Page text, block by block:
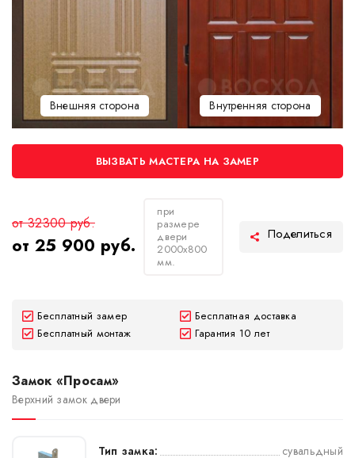
Внешняя сторона Внутренняя сторона
ВЫЗВАТЬ МАСТЕРА НА ЗАМЕР
от 32300 руб.
от 25 900 руб.
при
размере
двери
2000х800
мм.
Бесплатный замер
Бесплатная доставка
Бесплатный монтаж
Гарантия 10 лет
Замок «Просам»
Верхний замок двери
Тип замка:
сувальдный